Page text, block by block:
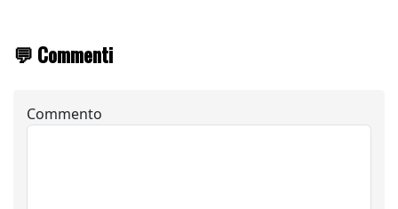
💬 Commenti